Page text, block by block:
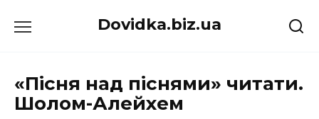
до
Dovidka.biz.ua
«Пісня над піснями» читати.
Шолом-Алейхем